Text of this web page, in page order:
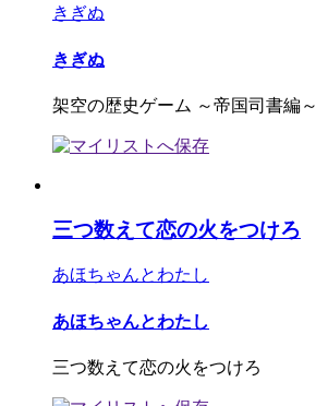
きぎぬ
きぎぬ
架空の歴史ゲーム ～帝国司書編～
三つ数えて恋の火をつけろ
あほちゃんとわたし
あほちゃんとわたし
三つ数えて恋の火をつけろ